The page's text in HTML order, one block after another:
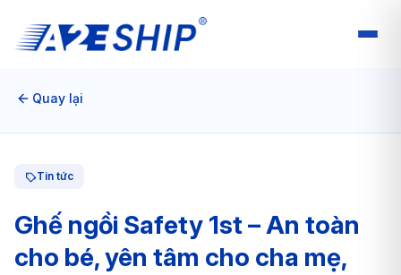
Quay lại
Tin tức
Ghế ngồi Safety 1st – An toàn
cho bé, yên tâm cho cha mẹ,